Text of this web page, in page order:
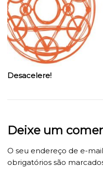
Desacelere!
Deixe um
O seu endereço de e-
obrigatórios são